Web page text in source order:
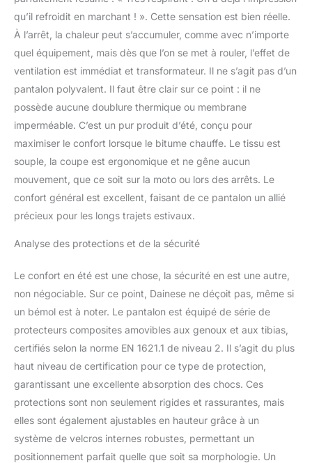
qu’il refroidit en marchant ! ». Cette sensation est bien réelle.
À l’arrêt, la chaleur peut s’accumuler, comme avec n’importe
quel équipement, mais dès que l’on se met à rouler, l’effet de
ventilation est immédiat et transformateur. Il ne s’agit pas d’un
pantalon polyvalent. Il faut être clair sur ce point : il ne
possède aucune doublure thermique ou membrane
imperméable. C’est un pur produit d’été, conçu pour
maximiser le confort lorsque le bitume chauffe. Le tissu est
souple, la coupe est ergonomique et ne gêne aucun
mouvement, que ce soit sur la moto ou lors des arrêts. Le
confort général est excellent, faisant de ce pantalon un allié
précieux pour les longs trajets estivaux.
Analyse des protections et de la sécurité
Le confort en été est une chose, la sécurité en est une autre,
non négociable. Sur ce point, Dainese ne déçoit pas, même si
un bémol est à noter. Le pantalon est équipé de série de
protecteurs composites amovibles aux genoux et aux tibias,
certifiés selon la norme EN 1621.1 de niveau 2. Il s’agit du plus
haut niveau de certification pour ce type de protection,
garantissant une excellente absorption des chocs. Ces
protections sont non seulement rigides et rassurantes, mais
elles sont également ajustables en hauteur grâce à un
système de velcros internes robustes, permettant un
positionnement parfait quelle que soit sa morphologie. Un